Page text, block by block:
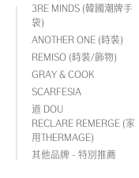
3RE MINDS (韓國潮牌手
袋)
ANOTHER ONE (時裝)
REMISO (時裝/飾物)
GRAY & COOK
SCARFESIA
道 DOU
RECLARE REMERGE (家
用THERMAGE)
其他品牌 - 特別推薦